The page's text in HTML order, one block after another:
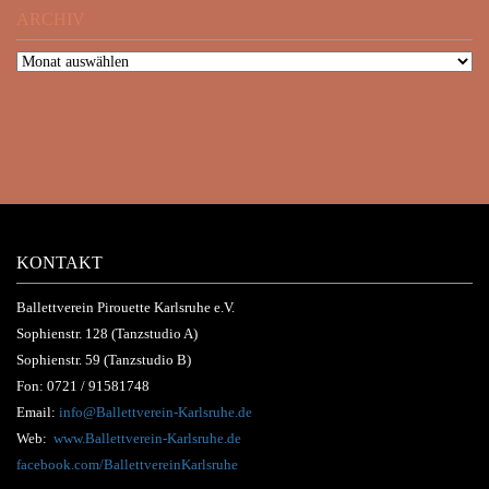
ARCHIV
KONTAKT
Ballettverein Pirouette Karlsruhe e.V.
Sophienstr. 128 (Tanzstudio A)
Sophienstr. 59 (Tanzstudio B)
Fon: 0721 / 91581748
Email: info@Ballettverein-Karlsruhe.de
Web: www.Ballettverein-Karlsruhe.de
facebook.com/BallettvereinKarlsruhe